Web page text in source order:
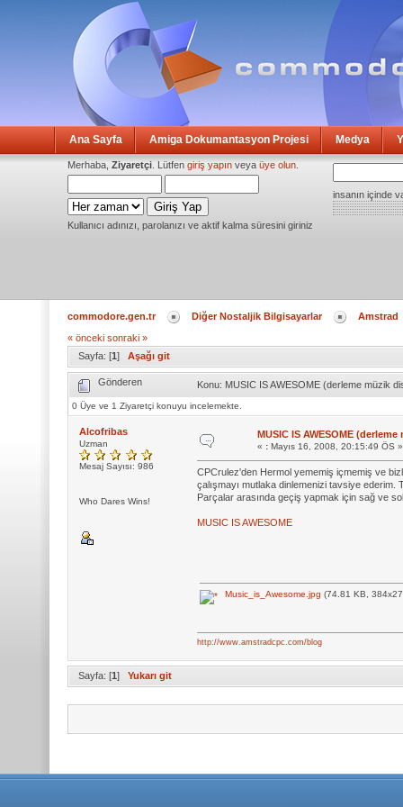
Ana Sayfa Amiga Dokumantasyon Projesi Medya
Merhaba, Ziyaretçi . Lütfen giriş yapın veya üye olun
Kullanıcı adınızı, parolanızı ve aktif kalma süresini giriniz
insanın içinde
commodore.gen.tr Diğer Nostaljik Bilgisayarlar
Amstrad
« önceki sonraki »
Sayfa: [1] Aşağı git
Gönderen Konu: MUSIC IS AWESOME (derleme müzik
0 Üye ve 1 Ziyaretçi konuyu incelemekte.
Alcofribas
Uzman
Mesaj Sayısı: 986
Who Dares Wins!
MUSIC IS AWESOME
« :Mayıs 16, 2008, 20:15:49 ÖS »
CPCrulez'den Hermol yememiş içmemiş ve
çalışmayı mutlaka dinlemenizi tavsiye
Parçalar arasında geçiş yapmak için sağ ve
MUSIC IS AWESOME
Music_is_Awesome.jpg (74.81 KB,
http://www.amstradcpc.com/blog
Sayfa: [1] Yukarı git